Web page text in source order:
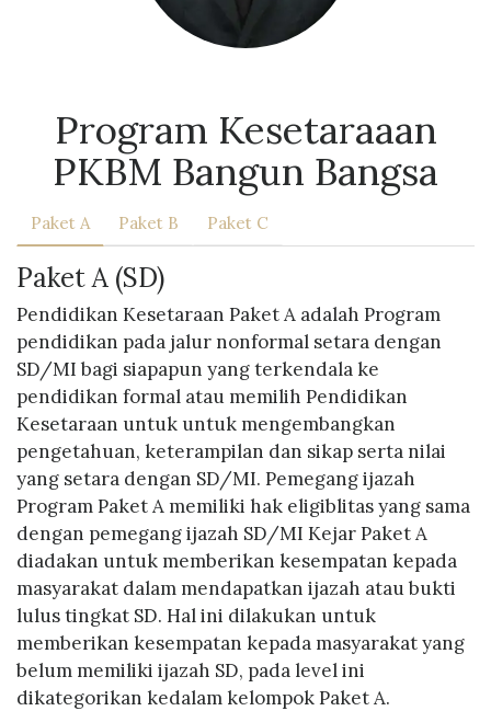
Program Kesetaraaan
PKBM Bangun Bangsa
Paket A Paket B Paket C
Paket A (SD)
Pendidikan Kesetaraan Paket A adalah Program
pendidikan pada jalur nonformal setara dengan
SD/MI bagi siapapun yang terkendala ke
pendidikan formal atau memilih Pendidikan
Kesetaraan untuk untuk mengembangkan
pengetahuan, keterampilan dan sikap serta nilai
yang setara dengan SD/MI. Pemegang ijazah
Program Paket A memiliki hak eligiblitas yang sama
dengan pemegang ijazah SD/MI Kejar Paket A
diadakan untuk memberikan kesempatan kepada
masyarakat dalam mendapatkan ijazah atau bukti
lulus tingkat SD. Hal ini dilakukan untuk
memberikan kesempatan kepada masyarakat yang
belum memiliki ijazah SD, pada level ini
dikategorikan kedalam kelompok Paket A.